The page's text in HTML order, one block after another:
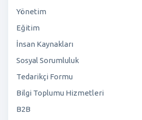
Yönetim
Eğitim
İnsan Kaynakları
Sosyal Sorumluluk
Tedarikçi Formu
Bilgi Toplumu Hizmetleri
B2B